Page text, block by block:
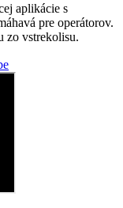
aplikácie s
pre operátorov.
zo vstrekolisu.